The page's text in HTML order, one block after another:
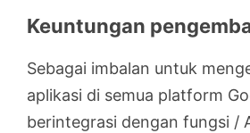
Keuntungan
Sebagai imbalan untuk
aplikasi di semua platform
berintegrasi dengan fungsi /